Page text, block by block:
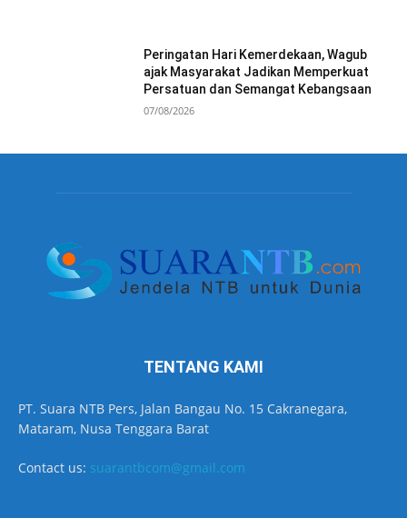
Peringatan Hari Kemerdekaan, Wagub
ajak Masyarakat Jadikan Memperkuat
Persatuan dan Semangat Kebangsaan
07/08/2026
TENTANG KAMI
PT. Suara NTB Pers, Jalan Bangau No. 15 Cakranegara,
Mataram, Nusa Tenggara Barat
Contact us: suarantbcom@gmail.com